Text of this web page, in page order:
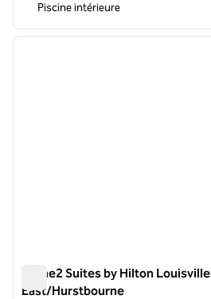
Piscine intérieure
1 sur 12
Home2 Suites by Hilton Louisville
East/Hurstbourne